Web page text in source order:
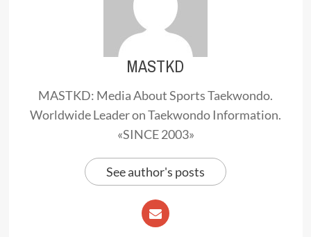
MASTKD
MASTKD: Media About Sports Taekwondo.
Worldwide Leader on Taekwondo Information.
«SINCE 2003»
See author's posts